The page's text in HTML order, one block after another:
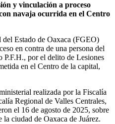
y vinculación a proceso
navaja ocurrida en el Centro
del Estado de Oaxaca (FGEO)
en contra de una persona del
P.F.H., por el delito de Lesiones
en el Centro de la capital,
realizada por la Fiscalía
Regional de Valles Centrales,
el 16 de agosto de 2025, sobre
ciudad de Oaxaca de Juárez.